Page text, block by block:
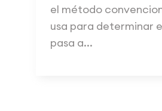
el método
usa para determinar
pasa a...